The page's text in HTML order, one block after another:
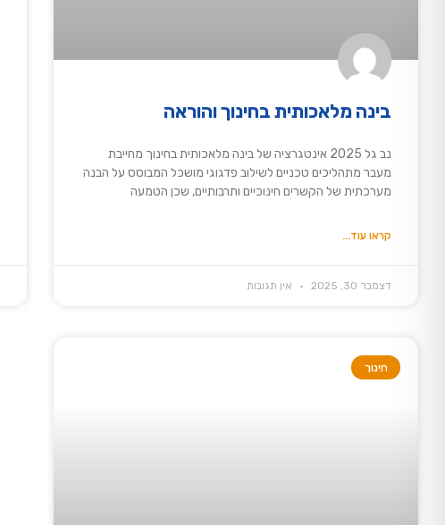
בינה מלאכותית בחינוך והוראה
נב גל 2025 אינטגרציה של בינה מלאכותית בחינוך מחייבת
מעבר מתהליכים טכניים לשילוב פדגוגי מושכל המבוסס על הבנה
מערכתית של הקשרים חינוכיים ותרבותיים, שכן הטמעה
קראו עוד...
דצמבר 30, 2025 אין תגובות
חינוך